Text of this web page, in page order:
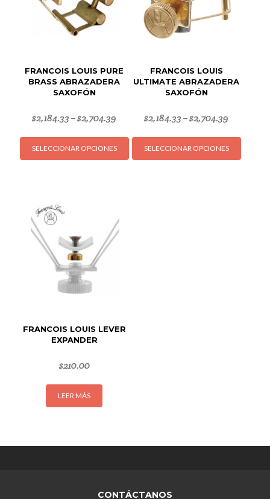
FRANCOIS LOUIS PURE
BRASS ABRAZADERA
SAXOFÓN
$2,184.33 –$2,704.39
SELECCIONAR OPCIONES
Este
producto
FRANCOIS LOUIS
ULTIMATE ABRAZADERA
SAXOFÓN
$2,184.33 –$2,704.39
SELECCIONAR OPCIONES
Este
FRANCOIS LOUIS LEVER
EXPANDER
$210.00
LEER MÁS
CONTÁCTANOS